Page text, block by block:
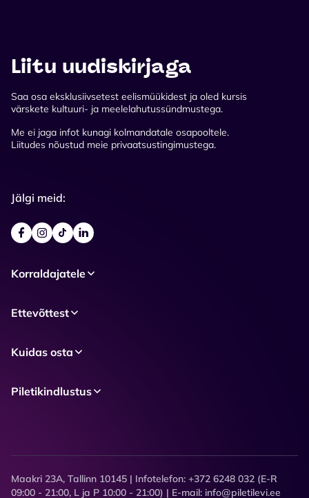
Liitu uudiskirjaga
Saa osa eksklusiivsetest eelismüükidest ja oled kursis
värskete kultuuri- ja meelelahutussündmustega.
Me ei jaga infot kunagi kolmandatale osapooltele.
Liitudes nõustud meie privaatsustingimustega.
Jälgi meid:
Korraldajatele
Ettevõttest
Kuidas osta
Piletikindlustus
Maakri 23A, Tallinn 10145 | Infotelefon: +372 6248 032 (E-R
09:00 - 21:00, L ja P 10:00 - 21:00) | E-mail: info@piletilevi.ee